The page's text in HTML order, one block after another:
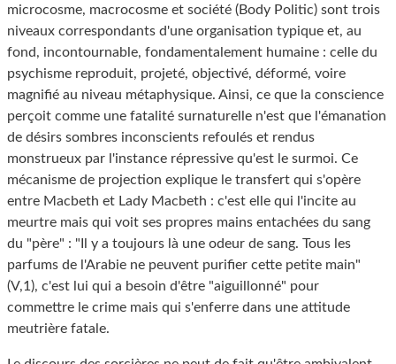
microcosme, macrocosme et société (Body Politic) sont trois
niveaux correspondants d'une organisation typique et, au
fond, incontournable, fondamentalement humaine : celle du
psychisme reproduit, projeté, objectivé, déformé, voire
magnifié au niveau métaphysique. Ainsi, ce que la conscience
perçoit comme une fatalité surnaturelle n'est que l'émanation
de désirs sombres inconscients refoulés et rendus
monstrueux par l'instance répressive qu'est le surmoi. Ce
mécanisme de projection explique le transfert qui s'opère
entre Macbeth et Lady Macbeth : c'est elle qui l'incite au
meurtre mais qui voit ses propres mains entachées du sang
du "père" : "Il y a toujours là une odeur de sang. Tous les
parfums de l'Arabie ne peuvent purifier cette petite main"
(V,1), c'est lui qui a besoin d'être "aiguillonné" pour
commettre le crime mais qui s'enferre dans une attitude
meutrière fatale.